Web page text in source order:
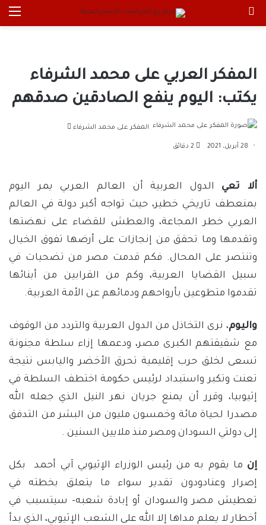
المفكر العربي على محمد الشرفاء
يكتب: اليوم ينفع الصادقين صدقهم
المفكر على محمد الشرفاء
28 أبريل، 2021
ألا تعي الدول العربية أن العالم العربي يمر اليوم
بمنعطف تاريخي خطير، حيث تواجه أكبر دولة في العالم
العربي خطر المجاعة، والعطش للقضاء على نهضتها
وتقدمها وما تحقق من إنجازات على أرضها تفوق الخيال
وتنتصر على المحال. فكم قدمت مصر من تضحيات في
سبيل القضايا العربية، وكم من القرابين من أبنائها
تقدموا متطوعين بأرواحهم ودمائهم عن الأمة العربية.
واليوم، نرى التخاذل من الدول العربية والتردد من الوقوف
مع شقيقتهم الكبرى مصر، ودعمها إزاء سلطة مجنونة
تسعى لخلق حرب إقليمية تحرق الأخضر واليابس نتيجة
تعنت وتكبر واستبداد لرئيس حكومة اختطف السلطة في
إثيوبيا، وقرر أن يمنع جريان نهر النيل الذي جعله الله
مصدرا لحياة مائة وخمسون مليون من البشر من التدفق
إلى دولتي السودان ومصر منذ ملايين السنين .
إن ما يقوم به من رئيس الوزراء الإثيوبي آبي أحمد بكل
إصرار وعنادودون تقدير سواء ما يتعلق بخطته في
تعطيش مصر والسودان أو إبادة شعبه- سيتسبب في
أخطار لا يعلم مداها إلا الله على الشعب الإثيوبي، الذي بدأ